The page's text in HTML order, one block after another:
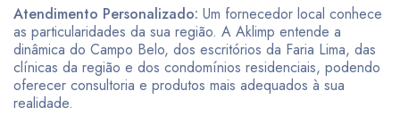
Atendimento Personalizado: Um fornecedor local conhece
as particularidades da sua região. A Aklimp entende a
dinâmica do Campo Belo, dos escritórios da Faria Lima, das
clínicas da região e dos condomínios residenciais, podendo
oferecer consultoria e produtos mais adequados à sua
realidade.